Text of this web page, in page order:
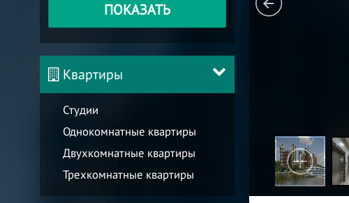
ПОКАЗАТЬ
Квартиры
Студии
Однокомнатные квартиры
Двухкомнатные квартиры
Трехкомнатные квартиры